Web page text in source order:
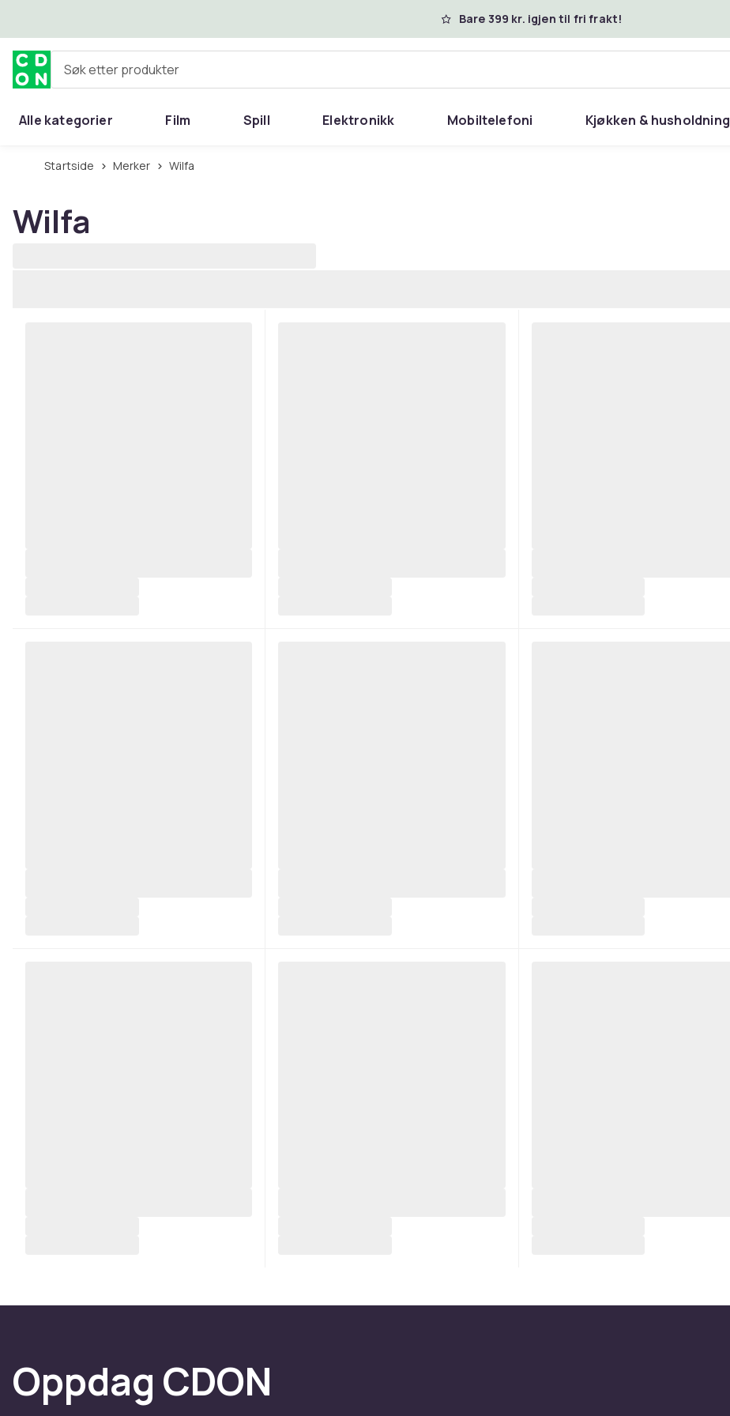
Bare 399 kr. igjen til fri frakt!
Søk etter produkter
Alle kategorier Film Spill Elektronikk Mobiltelefoni Kjøkken & husholdning
Startside Merker Wilfa
Wilfa
Oppdag CDON